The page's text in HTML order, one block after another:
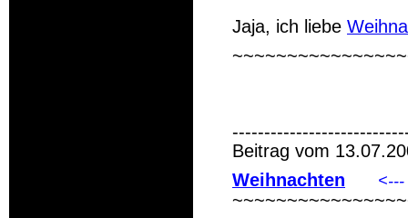
Jaja, ich liebe
Beitrag vom
Weihnachten